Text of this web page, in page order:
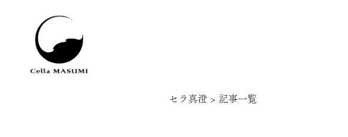
セラ真澄 > 記事一覧